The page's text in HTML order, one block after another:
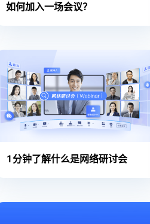
如何加入一场会议？
1分钟了解什么是网络研讨会